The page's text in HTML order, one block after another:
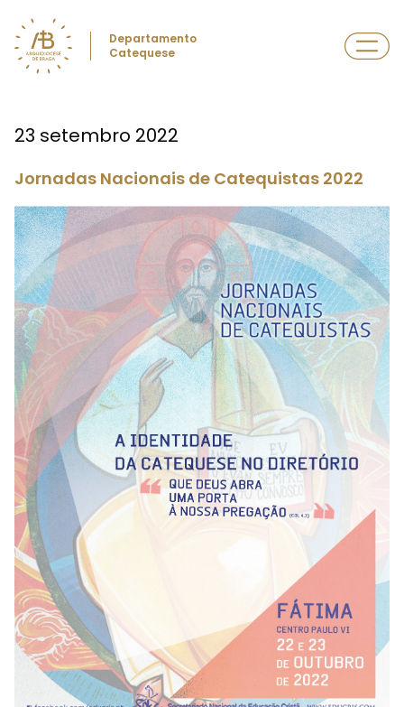
Departamento
Catequese
23 setembro 2022
Jornadas Nacionais de Catequistas 2022